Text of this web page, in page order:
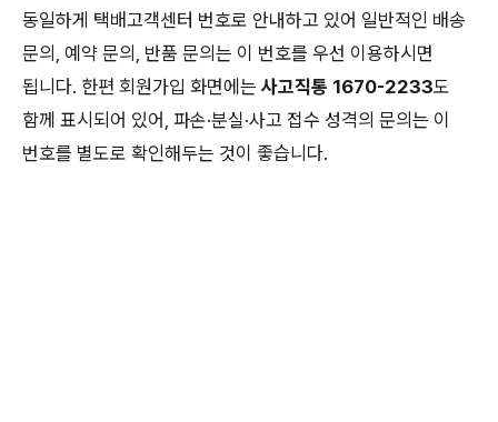
동일하게 택배고객센터 번호로 안내하고 있어 일반적인 배송
문의, 예약 문의, 반품 문의는 이 번호를 우선 이용하시면
됩니다. 한편 회원가입 화면에는 사고직통 1670-2233도
함께 표시되어 있어, 파손·분실·사고 접수 성격의 문의는 이
번호를 별도로 확인해두는 것이 좋습니다.